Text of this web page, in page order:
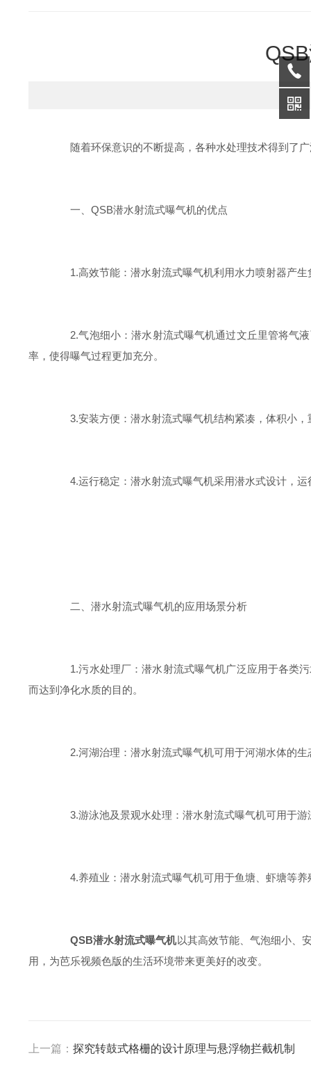
随着环保意识的不断提高，各种水处理技术得到了广泛
一、QSB潜水射流式曝气机的优点
1.高效节能：潜水射流式曝气机利用水力喷射器产生负压
2.气泡细小：潜水射流式曝气机通过文丘里管将气液两
率，使得曝气过程更加充分。
3.安装方便：潜水射流式曝气机结构紧凑，体积小，
4.运行稳定：潜水射流式曝气机采用潜水式设计，运行噪音
二、潜水射流式曝气机的应用场景分析
1.污水处理厂：潜水射流式曝气机广泛应用于各类污水
而达到净化水质的目的。
2.河湖治理：潜水射流式曝气机可用于河湖水体的生态修
3.游泳池及景观水处理：潜水射流式曝气机可用于游泳池
4.养殖业：潜水射流式曝气机可用于鱼塘、虾塘等养殖水
QSB潜水射流式曝气机以其高效节能、气泡细小
用，为芭乐视频色版的生活环境带来更美好的改变。
上一篇： 探究转鼓式格栅的设计原理与悬浮物拦截机制